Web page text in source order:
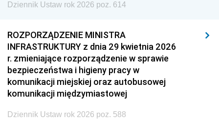
Dziennik Ustaw rok 2026 poz. 614
ROZPORZĄDZENIE MINISTRA
INFRASTRUKTURY z dnia 29 kwietnia 2026
r. zmieniające rozporządzenie w sprawie
bezpieczeństwa i higieny pracy w
komunikacji miejskiej oraz autobusowej
komunikacji międzymiastowej
Dziennik Ustaw rok 2026 poz. 588